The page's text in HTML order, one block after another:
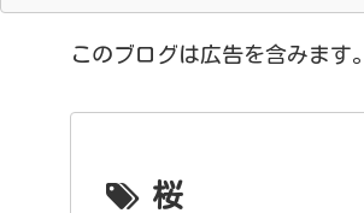
このブログは広告を含みます。
桜